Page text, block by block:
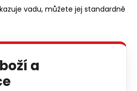
vadu, můžete jej standardně
a